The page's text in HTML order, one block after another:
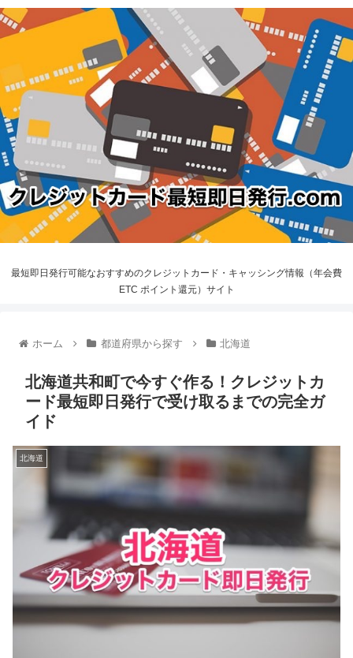
最短即日発行可能なおすすめのクレジットカード・キャッシング情報（年会費
ETC ポイント還元）サイト
ホーム 都道府県から探す 北海道
北海道共和町で今すぐ作る！クレジットカ
ード最短即日発行で受け取るまでの完全ガ
イド
北海道